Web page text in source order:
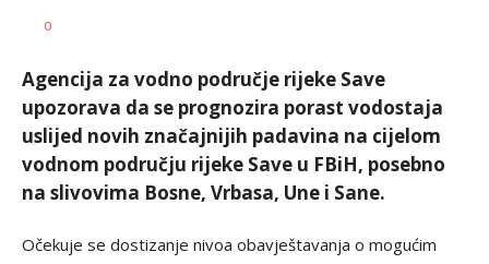
AUTOR
0
Agencija za vodno područje rijeke Save
upozorava da se prognozira porast vodostaja
uslijed novih značajnijih padavina na cijelom
vodnom području rijeke Save u FBiH, posebno
na slivovima Bosne, Vrbasa, Une i Sane.
Očekuje se dostizanje nivoa obavještavanja o mogućim